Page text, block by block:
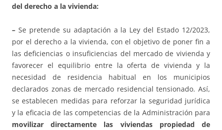
del derecho a la vivienda:
– Se pretende su adaptación a la Ley del Estado 12/2023,
por el derecho a la vivienda, con el objetivo de poner fin a
las deficiencias o insuficiencias del mercado de vivienda y
favorecer el equilibrio entre la oferta de vivienda y la
necesidad de residencia habitual en los municipios
declarados zonas de mercado residencial tensionado. Así,
se establecen medidas para reforzar la seguridad jurídica
y la eficacia de las competencias de la Administración para
movilizar directamente las viviendas propiedad de